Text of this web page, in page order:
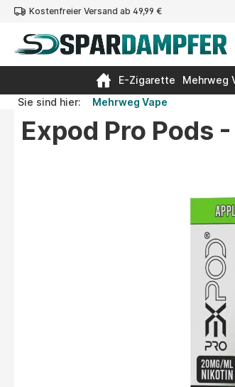
Zur Hauptnavigation springen
Kostenfreier Versand ab 49,99 €
E-Zigarette Mehrweg
Sie sind hier:
Mehrweg Vape
Expod Pro Pods